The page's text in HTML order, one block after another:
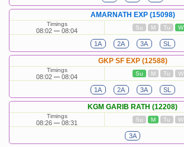
AMARNATH EXP (15098)
Timings
08:02 08:04 Su M Tu W
1A 2A 3A SL
GKP SF EXP (12588)
Timings
08:02 08:04 Su M Tu W
1A 2A 3A SL
KGM GARIB RATH (12208)
Timings
08:26 08:31 Su M Tu W
3A